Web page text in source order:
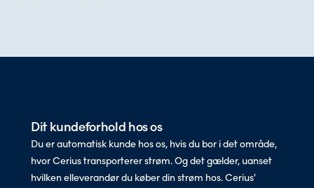
Dit kundeforhold hos os
Du er automatisk kunde hos os, hvis du bor i det område,
hvor Cerius transporterer strøm. Og det gælder, uanset
hvilken elleverandør du køber din strøm hos. Cerius’